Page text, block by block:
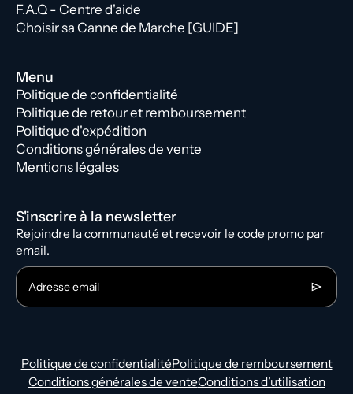
F.A.Q - Centre d'aide
Choisir sa Canne de Marche [GUIDE]
Menu
Politique de confidentialité
Politique de retour et remboursement
Politique d'expédition
Conditions générales de vente
Mentions légales
S'inscrire à la newsletter
Rejoindre la communauté et recevoir le code promo par
email.
Adresse email
Politique de confidentialitéPolitique de remboursement
Conditions générales de venteConditions d’utilisation